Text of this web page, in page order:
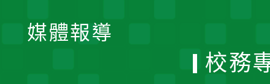
媒體報導
校務